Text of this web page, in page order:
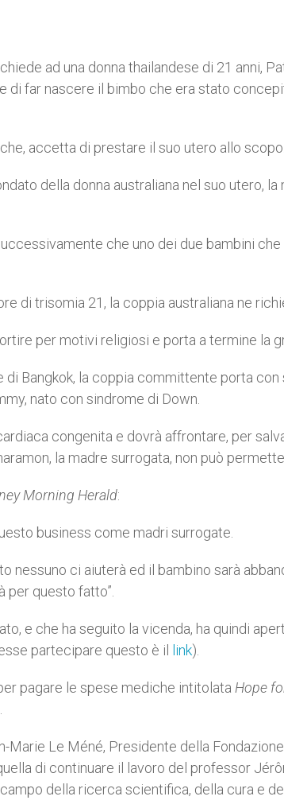
ad una donna thailandese di 21 anni,
di far nascere il bimbo che era stato
accetta di prestare il suo utero allo scopo.
della donna australiana nel suo utero, la
che uno dei due bambini che
di trisomia 21, la coppia australiana ne
per motivi religiosi e porta a termine la
di Bangkok, la coppia committente porta con
nato con sindrome di Down.
congenita e dovrà affrontare, per
la madre surrogata, non può
Morning Herald:
business come madri surrogate.
nessuno ci aiuterà ed il bambino sarà
questo fatto”.
e che ha seguito la vicenda, ha quindi
partecipare questo è il link).
pagare le spese mediche intitolata Hope
Marie Le Méné, Presidente della
di continuare il lavoro del professor
della ricerca scientifica, della cura e